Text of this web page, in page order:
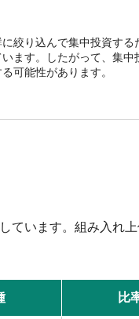
絞り込んで集中投資する
ます。したがって、集中
可能性があります。
ています。組み入れ
比